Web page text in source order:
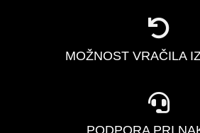
MOŽNOST VRAČILA
PODPORA PRI